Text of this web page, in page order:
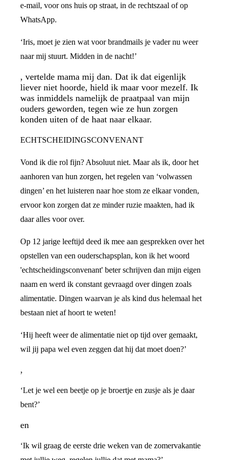
e-mail, voor ons huis op straat, in de rechtszaal of op
WhatsApp.
‘Iris, moet je zien wat voor brandmails je vader nu weer
naar mij stuurt. Midden in de nacht!’
, vertelde mama mij dan. Dat ik dat eigenlijk
liever niet hoorde, hield ik maar voor mezelf. Ik
was inmiddels namelijk de praatpaal van mijn
ouders geworden, tegen wie ze hun zorgen
konden uiten of de haat naar elkaar.
ECHTSCHEIDINGSCONVENANT
Vond ik die rol fijn? Absoluut niet. Maar als ik, door het
aanhoren van hun zorgen, het regelen van ‘volwassen
dingen’ en het luisteren naar hoe stom ze elkaar vonden,
ervoor kon zorgen dat ze minder ruzie maakten, had ik
daar alles voor over.
Op 12 jarige leeftijd deed ik mee aan gesprekken over het
opstellen van een ouderschapsplan, kon ik het woord
'echtscheidingsconvenant' beter schrijven dan mijn eigen
naam en werd ik constant gevraagd over dingen zoals
alimentatie. Dingen waarvan je als kind dus helemaal het
bestaan niet af hoort te weten!
‘Hij heeft weer de alimentatie niet op tijd over gemaakt,
wil jij papa wel even zeggen dat hij dat moet doen?’
,
‘Let je wel een beetje op je broertje en zusje als je daar
bent?’
en
‘Ik wil graag de eerste drie weken van de zomervakantie